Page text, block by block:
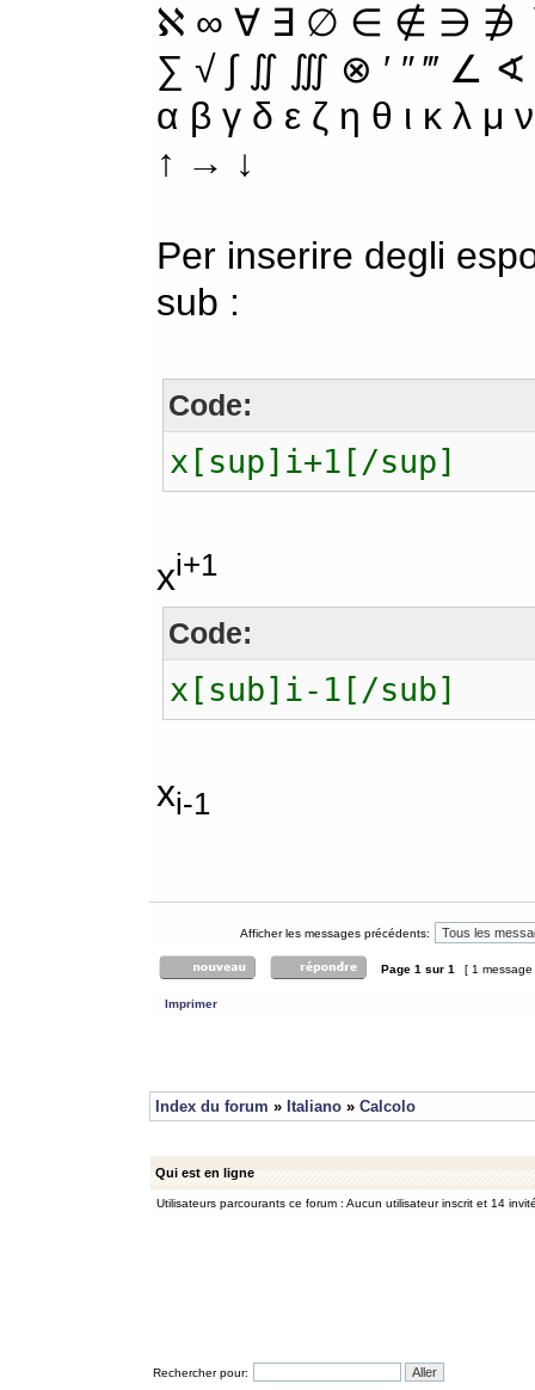
ℵ ∞ ∀ ∃ ∅ ∈ ∉ ∋ ∌
∑ √ ∫ ∬ ∭ ⊗ ′ ″ ‴ ∠
α β γ δ ε ζ η θ ι κ λ
↑ → ↓
Per inserire degli
sub :
Code:
x[sup]i+1[/sup]
xi+1
Code:
x[sub]i-1[/sub]
xi-1
Afficher les messages précédents:
Page 1 sur 1 [ 1
Imprimer
Index du forum » Italiano » Calcolo
Qui est en ligne
Utilisateurs parcourants ce forum : Aucun utilisateur inscrit et 14
Rechercher pour: